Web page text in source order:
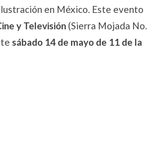
en México. Este evento
y Televisión (Sierra Mojada No.
sábado 14 de mayo de 11 de la